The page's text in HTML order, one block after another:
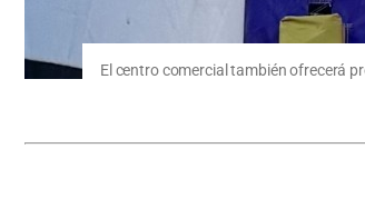
El centro comercial también ofrecerá